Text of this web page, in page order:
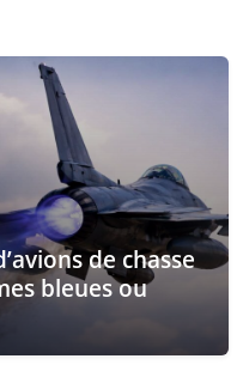
de chasse
bleues ou